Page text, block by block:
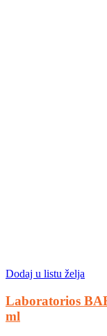
Dodaj u listu želja
Laboratorios
ml